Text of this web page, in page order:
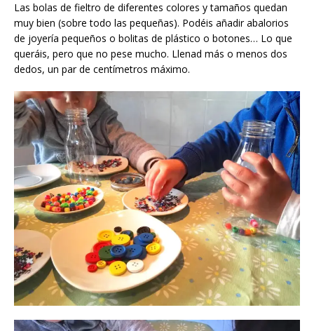
Las bolas de fieltro de diferentes colores y tamaños quedan
muy bien (sobre todo las pequeñas). Podéis añadir abalorios
de joyería pequeños o bolitas de plástico o botones… Lo que
queráis, pero que no pese mucho. Llenad más o menos dos
dedos, un par de centímetros máximo.